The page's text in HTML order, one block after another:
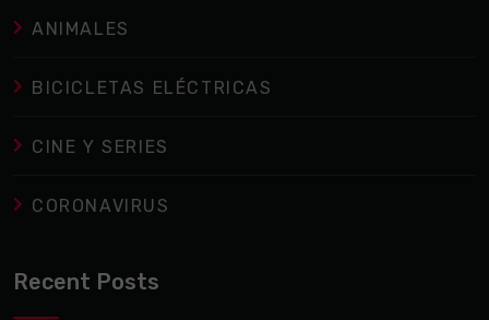
ANIMALES
BICICLETAS ELÉCTRICAS
CINE Y SERIES
CORONAVIRUS
Recent Posts